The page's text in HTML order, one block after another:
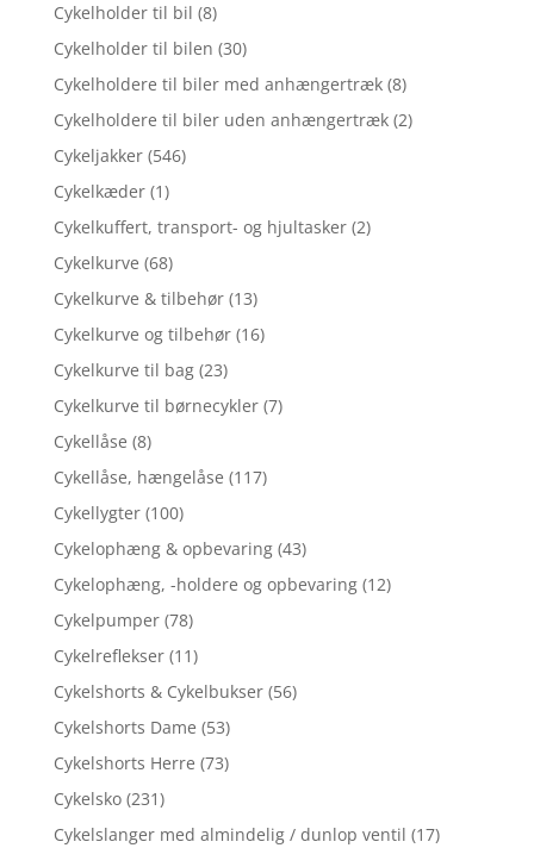
Cykelholder til bil (8)
Cykelholder til bilen (30)
Cykelholdere til biler med anhængertræk (8)
Cykelholdere til biler uden anhængertræk (2)
Cykeljakker (546)
Cykelkæder (1)
Cykelkuffert, transport- og hjultasker (2)
Cykelkurve (68)
Cykelkurve & tilbehør (13)
Cykelkurve og tilbehør (16)
Cykelkurve til bag (23)
Cykelkurve til børnecykler (7)
Cykellåse (8)
Cykellåse, hængelåse (117)
Cykellygter (100)
Cykelophæng & opbevaring (43)
Cykelophæng, -holdere og opbevaring (12)
Cykelpumper (78)
Cykelreflekser (11)
Cykelshorts & Cykelbukser (56)
Cykelshorts Dame (53)
Cykelshorts Herre (73)
Cykelsko (231)
Cykelslanger med almindelig / dunlop ventil (17)